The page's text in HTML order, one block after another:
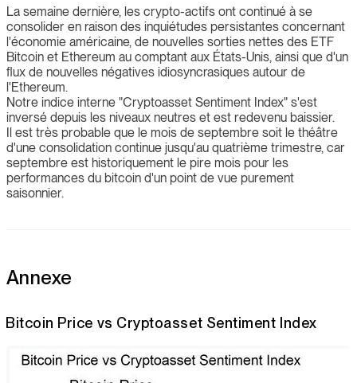
La semaine dernière, les crypto-actifs ont continué à se
consolider en raison des inquiétudes persistantes concernant
l'économie américaine, de nouvelles sorties nettes des ETF
Bitcoin et Ethereum au comptant aux États-Unis, ainsi que d'un
flux de nouvelles négatives idiosyncrasiques autour de
l'Ethereum.
Notre indice interne "Cryptoasset Sentiment Index" s'est
inversé depuis les niveaux neutres et est redevenu baissier.
Il est très probable que le mois de septembre soit le théâtre
d'une consolidation continue jusqu'au quatrième trimestre, car
septembre est historiquement le pire mois pour les
performances du bitcoin d'un point de vue purement
saisonnier.
Annexe
Bitcoin Price vs Cryptoasset Sentiment Index